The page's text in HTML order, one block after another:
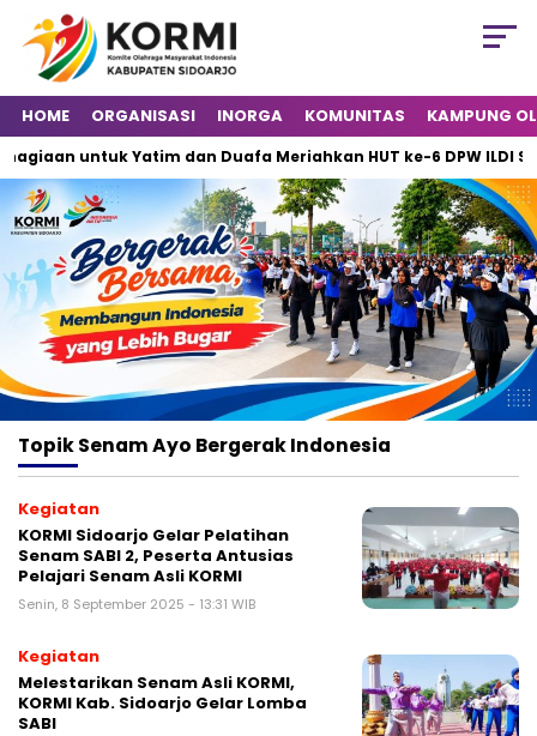
HOME ORGANISASI INORGA KOMUNITAS KAMPUNG
untuk Yatim dan Duafa Meriahkan HUT ke-6 DPW ILDI
TopikSenam Ayo Bergerak Indonesia
Kegiatan
KORMI Sidoarjo Gelar Pelatihan
Senam SABI 2, Peserta Antusias
Pelajari Senam Asli KORMI
Senin, 8 September 2025 - 13:31 WIB
Kegiatan
Melestarikan Senam Asli KORMI,
KORMI Kab. Sidoarjo Gelar Lomba
SABI